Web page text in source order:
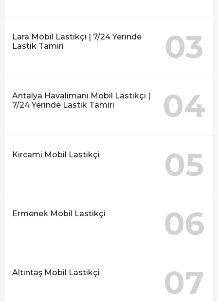
Lara Mobil Lastikçi | 7/24 Yerinde
Lastik Tamiri
03
Antalya Havalimanı Mobil Lastikçi |
7/24 Yerinde Lastik Tamiri
04
Kırcami Mobil Lastikçi 05
Ermenek Mobil Lastikçi 06
Altıntaş Mobil Lastikçi 07